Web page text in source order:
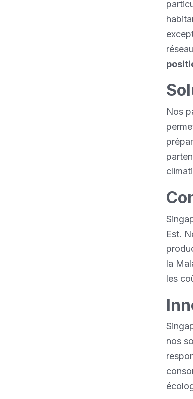
Nos
Est.
la
les
nos